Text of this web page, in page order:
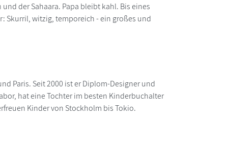
der Sahaara. Papa bleibt kahl. Bis eines
Skurril, witzig, temporeich - ein großes und
Paris. Seit 2000 ist er Diplom-Designer und
hat eine Tochter im besten Kinderbuchalter
Kinder von Stockholm bis Tokio.